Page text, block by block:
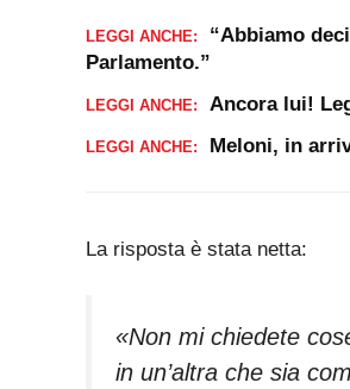
LEGGI ANCHE:
“Abbiamo
Parlamento.”
LEGGI ANCHE: Ancora lui!
LEGGI ANCHE: Meloni, in
La risposta è stata netta:
«Non mi chiedete
in un’altra che sia